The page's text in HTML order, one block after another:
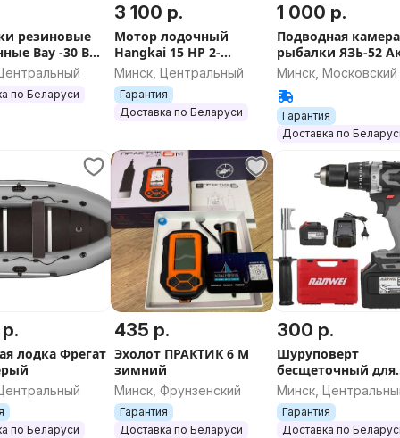
В сложенном
сумке.
резиновые
Bay -30 Bay
по Беларуси
3 100 р.
Мотор лодочный
Hangkai 15 HP 2-
тактный
Минск, Центральный
Гарантия
Доставка по Беларуси
1 000 р.
Подводная
рыбалки ЯЗЬ-52
7 с DVR PRO
Минск, Московский
Гарантия
Доставка по
лодка Фрегат
по Беларуси
435 р.
Эхолот ПРАКТИК 6 М
зимний
Минск, Фрунзенский
Гарантия
Доставка по Беларуси
300 р.
Шуруповерт
бесщеточный для
ледобура с двумя
аккумуляторами
NANWEI
Минск,
Гарантия
Доставка по